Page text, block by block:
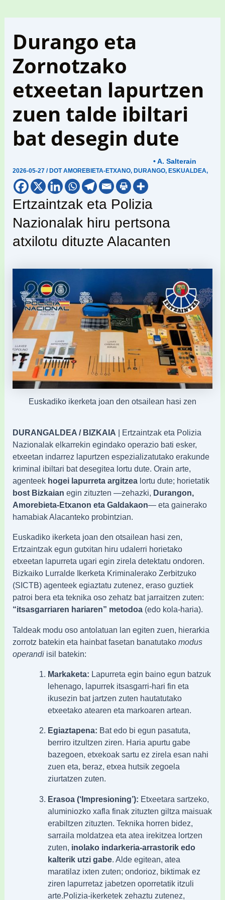
Durango eta
Zornotzako
etxeetan lapurtzen
zuen talde ibiltari
bat desegin dute
2026-05-27/ DOT AMOREBIETA-ETXANO, DURANGO, ESKUALDEA,
• A. Salterain
Ertzaintzak eta Polizia
Nazionalak hiru pertsona
atxilotu dituzte Alacanten
Euskadiko ikerketa joan den otsailean hasi zen
DURANGALDEA / BIZKAIA | Ertzaintzak eta Polizia
Nazionalak elkarrekin egindako operazio bati esker,
etxeetan indarrez lapurtzen espezializatutako erakunde
kriminal ibiltari bat desegitea lortu dute. Orain arte,
agenteek hogei lapurreta argitzea lortu dute; horietatik
bost Bizkaian egin zituzten —zehazki, Durangon,
Amorebieta-Etxanon eta Galdakaon— eta gainerako
hamabiak Alacanteko probintzian.
Euskadiko ikerketa joan den otsailean hasi zen,
Ertzaintzak egun gutxitan hiru udalerri horietako
etxeetan lapurreta ugari egin zirela detektatu ondoren.
Bizkaiko Lurralde Ikerketa Kriminalerako Zerbitzuko
(SICTB) agenteek egiaztatu zutenez, eraso guztiek
patroi bera eta teknika oso zehatz bat jarraitzen zuten:
“itsasgarriaren hariaren” metodoa (edo kola-haria).
Taldeak modu oso antolatuan lan egiten zuen, hierarkia
zorrotz batekin eta hainbat fasetan banatutakomodus
operandi isil batekin:
Markaketa: Lapurreta egin baino egun batzuk
lehenago, lapurrek itsasgarri-hari fin eta
ikusezin bat jartzen zuten hautatutako
etxeetako atearen eta markoaren artean.
Egiaztapena: Bat edo bi egun pasatuta,
berriro itzultzen ziren. Haria apurtu gabe
bazegoen, etxekoak sartu ez zirela esan nahi
zuen eta, beraz, etxea hutsik zegoela
ziurtatzen zuten.
Erasoa (‘Impresioning’): Etxeetara sartzeko,
aluminiozko xafla finak zituzten giltza maisuak
erabiltzen zituzten. Teknika horren bidez,
sarraila moldatzea eta atea irekitzea lortzen
zuten, inolako indarkeria-arrastorik edo
kalterik utzi gabe. Alde egitean, atea
maratilaz ixten zuten; ondorioz, biktimak ez
ziren lapurretaz jabetzen oporretatik itzuli
arte.Polizia-ikerketek zehaztu zutenez,